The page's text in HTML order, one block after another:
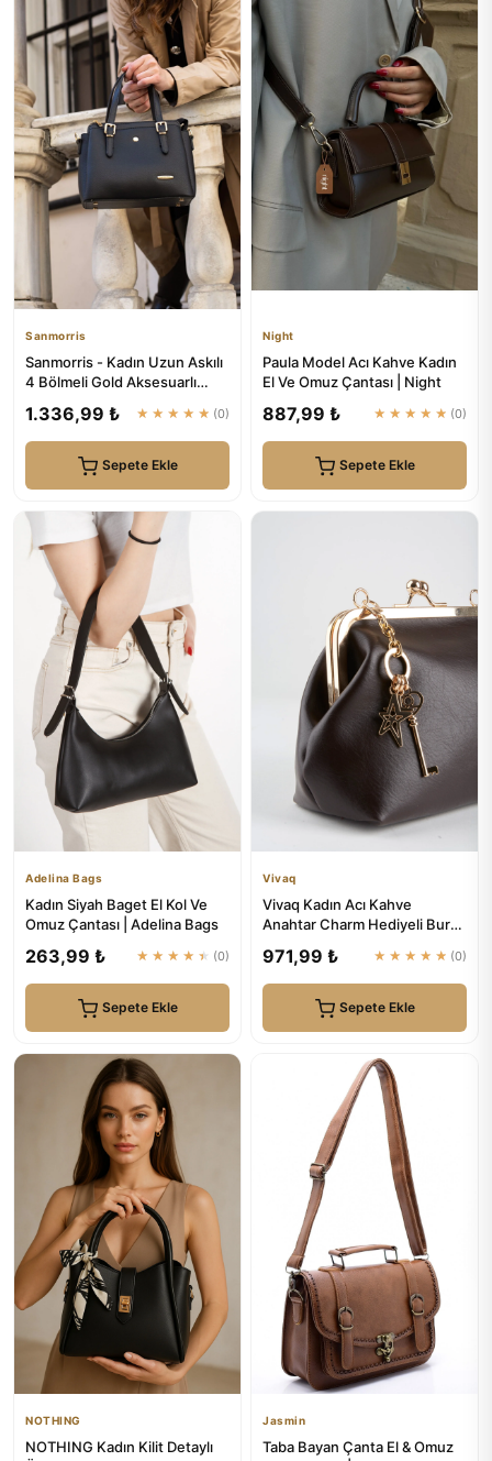
Sanmorris
Sanmorris - Kadın Uzun Askılı
4 Bölmeli Gold Aksesuarlı
1.336,99 ₺ ★★★★★ (0)
Sepete Ekle
Night
Paula Model Acı Kahve Kadın
El Ve Omuz Çantası | Night
887,99 ₺ ★★★★★ (0)
Sepete Ekle
Adelina Bags
Kadın Siyah Baget El Kol Ve
Omuz Çantası | Adelina Bags
263,99 ₺ ★★★★★ (0)
Sepete Ekle
Vivaq
Vivaq Kadın Acı Kahve
Anahtar Charm Hediyeli Burs
971,99 ₺ ★★★★★ (0)
Sepete Ekle
NOTHING
NOTHING Kadın Kilit Detaylı
Jasmin
Taba Bayan Çanta El & Omuz